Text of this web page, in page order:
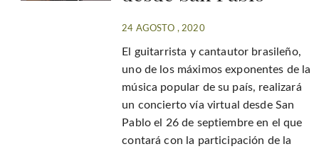
24 AGOSTO , 2020
El guitarrista y cantautor brasileño,
uno de los máximos exponentes de la
música popular de su país, realizará
un concierto vía virtual desde San
Pablo el 26 de septiembre en el que
contará con la participación de la